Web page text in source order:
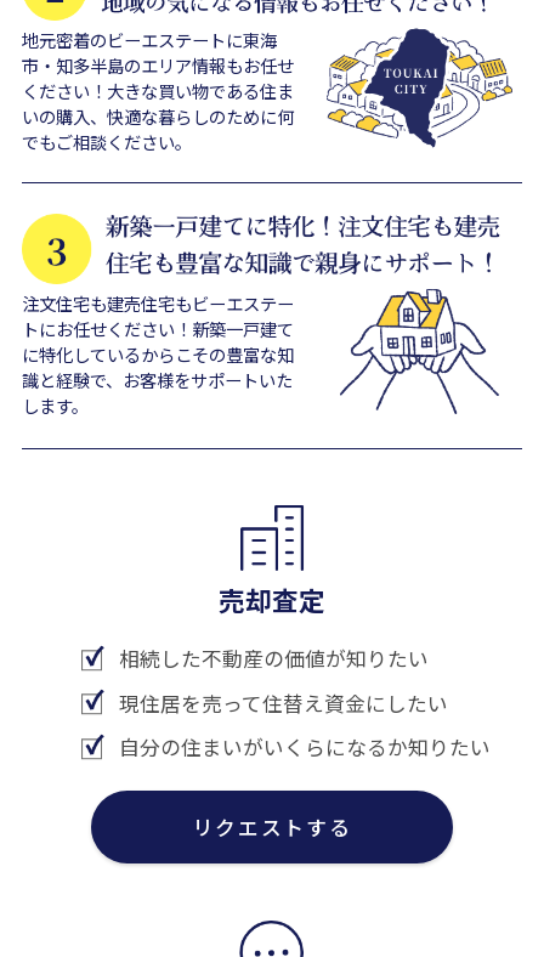
地元密着のビーエステートに東海
市・知多半島のエリア情報もお任せ
ください！大きな買い物である住ま
いの購入、快適な暮らしのために何
でもご相談ください。
注文住宅も建売住宅もビーエステー
トにお任せください！新築一戸建て
に特化しているからこその豊富な知
識と経験で、お客様をサポートいた
します。
売却査定
相続した不動産の価値が知りたい
現住居を売って住替え資金にしたい
自分の住まいがいくらになるか知りたい
リクエストする